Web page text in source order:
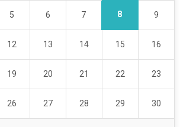
5 6 7 8 9
12 13 14 15 16
19 20 21 22 23
26 27 28 29 30